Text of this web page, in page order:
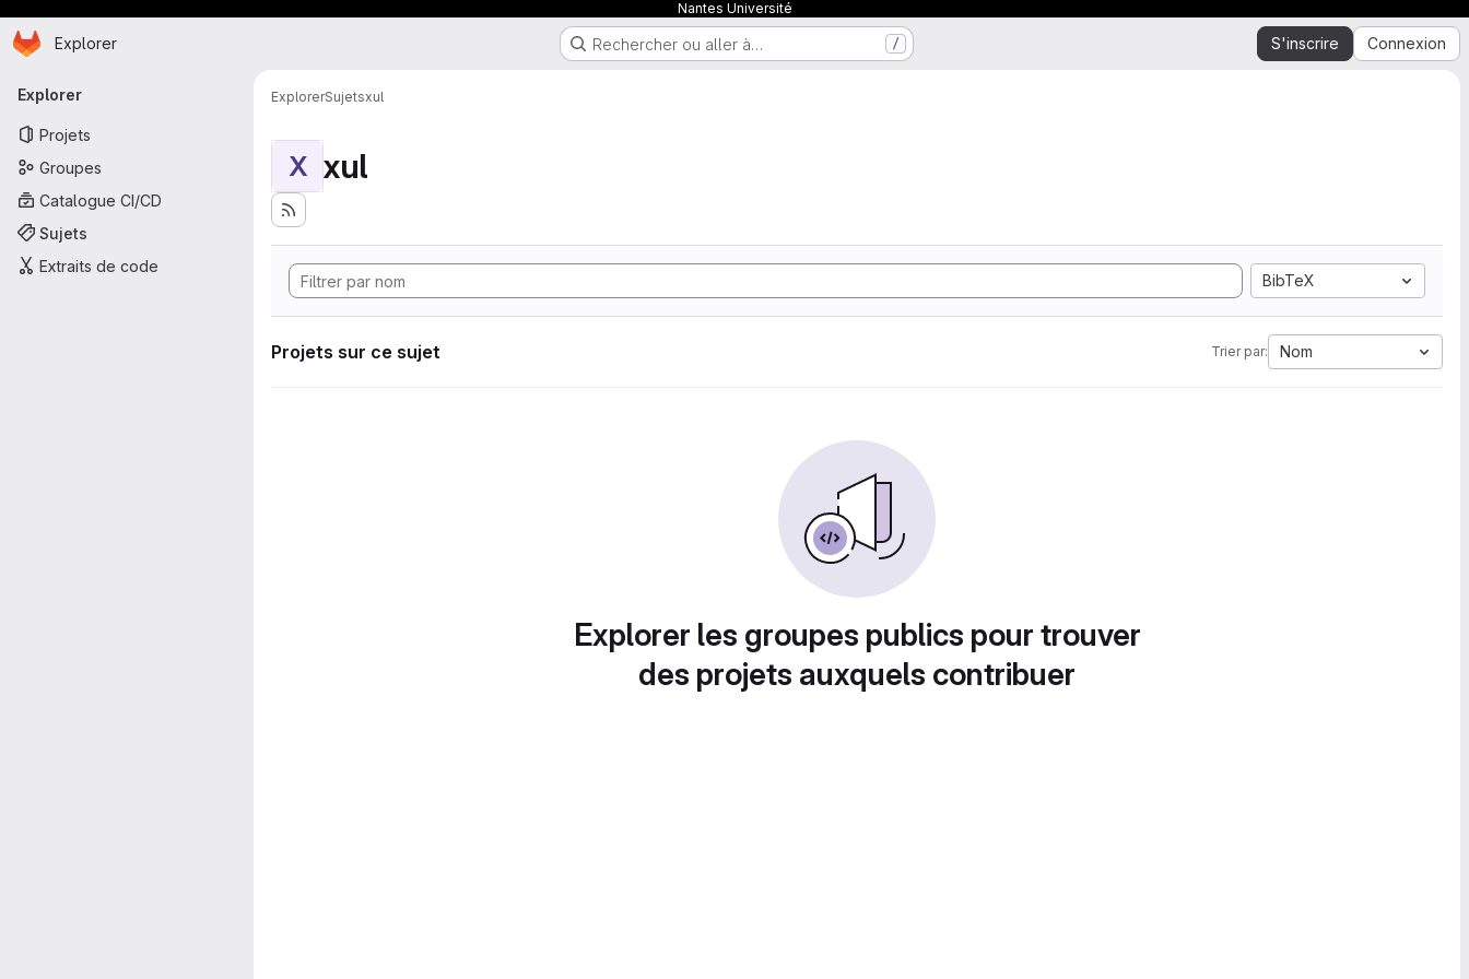
Nantes Université
Passer au contenu principal
Page d'accueil
Explorer Rechercher ou aller à… / S'inscrire Connexion
Navigation principale
Explorer
Projets
Groupes
Catalogue CI/CD
Sujets
Extraits de code
ExplorerSujetsxul
X xul
BibTeX
Projets sur ce sujet Trier par: Nom
Explorer les groupes publics pour trouver
des projets auxquels contribuer